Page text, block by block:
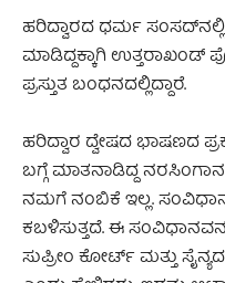
ಹರಿದ್ವಾರದ ಧರ್ಮ
ಮಾಡಿದ್ದಕ್ಕಾಗಿ ಉತ್ತರಾಖಂಡ್
ಪ್ರಸ್ತುತ ಬಂಧನದಲ್ಲಿದ್ದಾರೆ.
ಹರಿದ್ವಾರ ದ್ವೇಷದ ಭಾಷಣದ
ಬಗ್ಗೆ ಮಾತನಾಡಿದ್ದ
ನಮಗೆ ನಂಬಿಕೆ ಇಲ್ಲ.
ಕಬಳಿಸುತ್ತದೆ. ಈ
ಸುಪ್ರೀಂ ಕೋರ್ಟ್ ಮತ್ತು